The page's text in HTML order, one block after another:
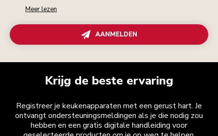
Meer lezen
AANMELDEN
Krijg de beste ervaring
Registreer je keukenapparaten met een gerust hart. Je
ontvangt ondersteuningsmeldingen als je die nodig zou
hebben en een gratis digitale handleiding voor